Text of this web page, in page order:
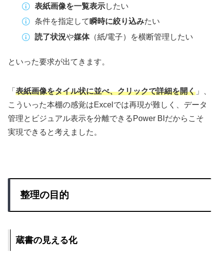
表紙画像を一覧表示したい
条件を指定して瞬時に絞り込みたい
読了状況や媒体（紙/電子）を横断管理したい
といった要求が出てきます。
「 表紙画像をタイル状に並べ、クリックで詳細を開く 」、
こういった本棚の感覚はExcelでは再現が難しく、データ
管理とビジュアル表示を分離できるPower BIだからこそ
実現できると考えました。
整理の目的
蔵書の見える化